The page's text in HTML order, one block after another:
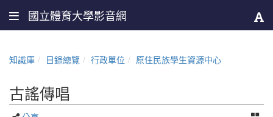
國立體育大學影音網
知識庫 目錄總覽 行政單位 原住民族學生資源中心
古謠傳唱